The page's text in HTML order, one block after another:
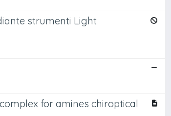
strumenti Light
for amines chiroptical